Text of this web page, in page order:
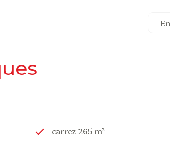
permet d'accéder à cette
de Lourdes à proximité.
de très belles prestations et vous
risques éventuels auxquels cette
carrez 265 m²